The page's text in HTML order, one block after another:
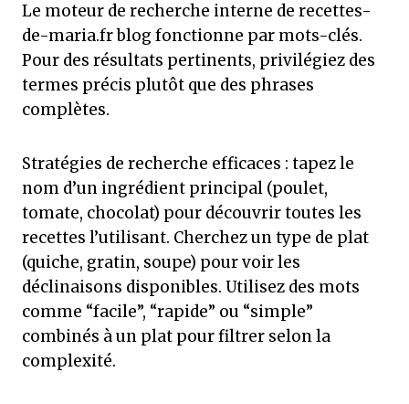
Le moteur de recherche interne de recettes-
de-maria.fr blog fonctionne par mots-clés.
Pour des résultats pertinents, privilégiez des
termes précis plutôt que des phrases
complètes.
Stratégies de recherche efficaces : tapez le
nom d’un ingrédient principal (poulet,
tomate, chocolat) pour découvrir toutes les
recettes l’utilisant. Cherchez un type de plat
(quiche, gratin, soupe) pour voir les
déclinaisons disponibles. Utilisez des mots
comme “facile”, “rapide” ou “simple”
combinés à un plat pour filtrer selon la
complexité.